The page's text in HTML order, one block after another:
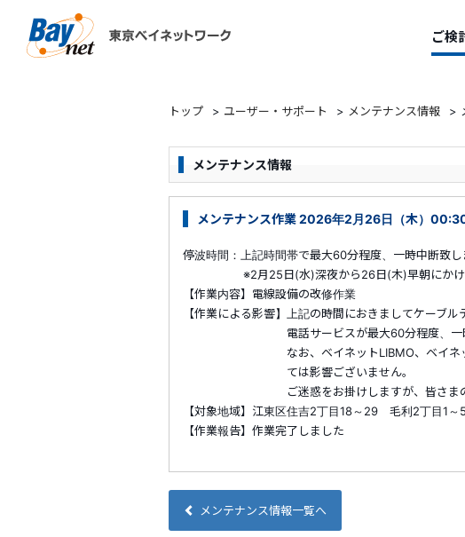
ご検
トップ > ユーザー・サポート > メンテナンス情報 >
メンテナンス情報
メンテナンス作業 2026年2月26日（木）
停波時間：上記時間帯で最大60分程度、一時中断致し
※2月25日(水)深夜から26日(木)早朝にかけて
【作業内容】電線設備の改修作業
【作業による影響】上記の時間におきましてケーブル
電話サービスが最大60分程度、一時中
なお、ベイネットLIBMO、ベイネ
ては影響ございません。
ご迷惑をお掛けしますが、皆さまのご理
【対象地域】江東区住吉2丁目18～29 毛利2丁目1～
【作業報告】作業完了しました
メンテナンス情報一覧へ